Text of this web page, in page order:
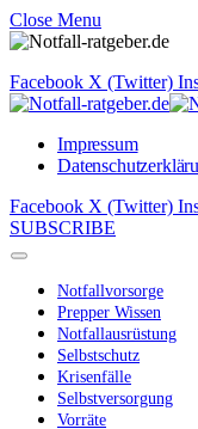
Close Menu
Facebook X (Twitter)
Impressum
Facebook X (Twitter)
SUBSCRIBE
Notfallvorsorge
Prepper Wissen
Notfallausrüstung
Selbstschutz
Krisenfälle
Selbstversorgung
Vorräte